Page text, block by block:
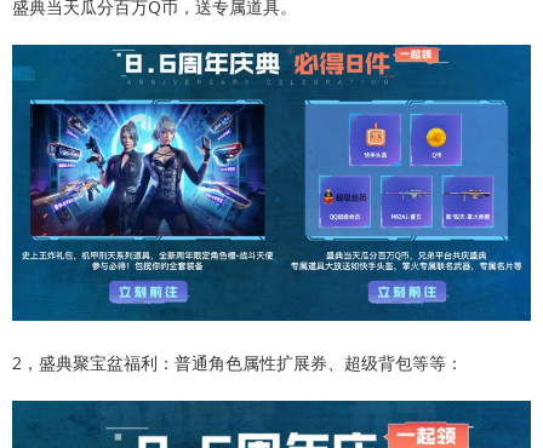
盛典当天瓜分百万Q币，送专属道具。
2，盛典聚宝盆福利：普通角色属性扩展券、超级背包等等：